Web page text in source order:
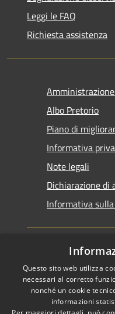
Leggi le FAQ
Richiesta assistenza
Albo Pretorio
Piano di
Informativa
Note legali
Dichiarazione di
Informativa
RSS
Accessibilità
Questo sito web utilizza
necessari al corretto
nonché un cookie
informazioni